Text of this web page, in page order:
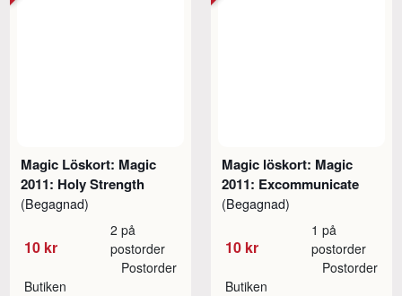
Magic Löskort: Magic
2011: Holy Strength
(Begagnad)
10 kr
2 på
postorder
Butiken
Postorder
Magic löskort: Magic
2011: Excommunicate
(Begagnad)
10 kr
1 på
postorder
Butiken
Postorder